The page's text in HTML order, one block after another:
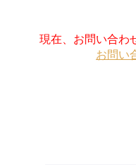
現在、お問い合わ
お問い